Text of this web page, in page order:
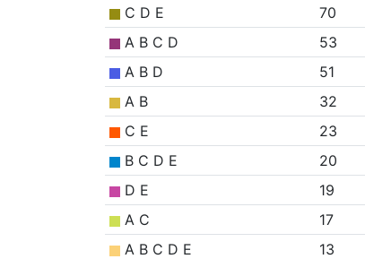
C D E
70
A B C D
53
A B D
51
A B
32
C E
23
B C D E
20
D E
19
A C
17
A B C D E
13